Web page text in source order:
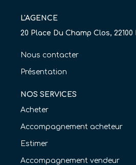
L'AGENCE
20 Place Du Champ Clos, 22100
Nous contacter
Présentation
NOS SERVICES
Acheter
Accompagnement acheteur
Estimer
Accompagnement vendeur